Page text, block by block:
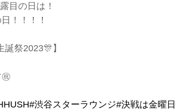
目の日は！
！！！！
誕祭2023🎊】
#渋谷スターラウンジ#決戦は金曜日